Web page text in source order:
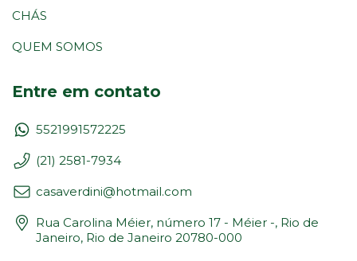
CHÁS
QUEM SOMOS
Entre em contato
5521991572225
(21) 2581-7934
casaverdini@hotmail.com
Rua Carolina Méier, número 17 - Méier -, Rio de
Janeiro, Rio de Janeiro 20780-000